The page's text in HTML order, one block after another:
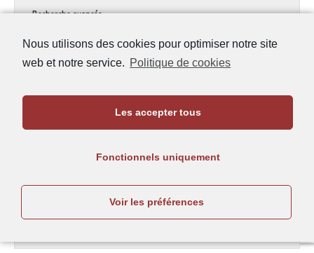
Nous utilisons des cookies pour optimiser notre site
web et notre service. Politique de cookies
Les accepter tous
Fonctionnels uniquement
Voir les préférences
Recherche avancée
Auteur
Type de publication